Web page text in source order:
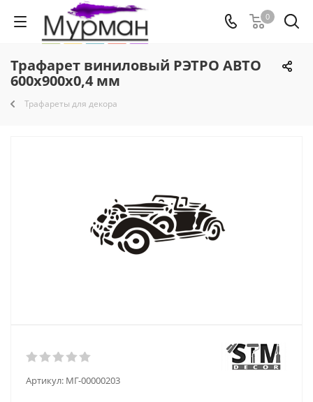
0
Трафарет виниловый РЭТРО АВТО
600х900х0,4 мм
Трафареты для декора
Артикул: МГ-00000203